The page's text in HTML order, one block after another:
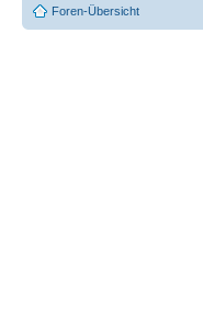
Foren-Übersicht